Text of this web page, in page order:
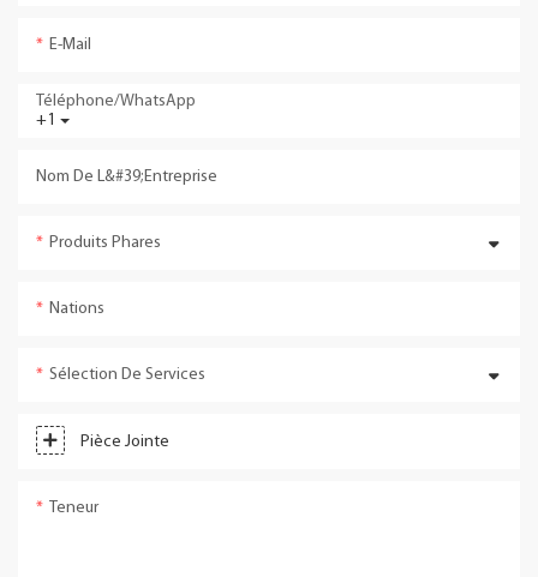
E-Mail
+1
Téléphone/WhatsApp
Nom De L&#39;entreprise
Produits Phares
Nations
Sélection De Services
Pièce Jointe
Teneur